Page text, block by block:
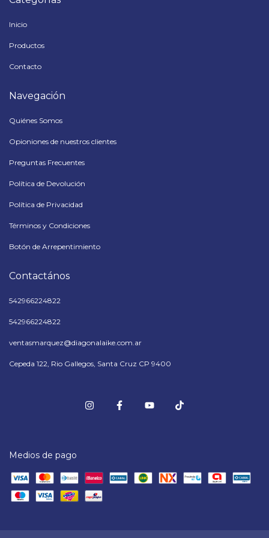
Inicio
Productos
Contacto
Navegación
Quiénes Somos
Opioniones de nuestros clientes
Preguntas Frecuentes
Política de Devolución
Política de Privacidad
Términos y Condiciones
Botón de Arrepentimiento
Contactános
542966224822
542966224822
ventasmarquez@diagonalaike.com.ar
Cepeda 122, Rio Gallegos, Santa Cruz CP 9400
Medios de pago